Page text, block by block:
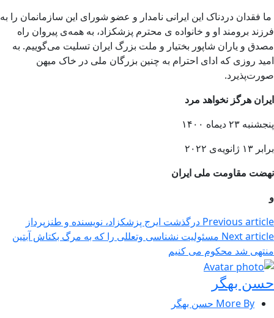
ما فقدان دردناک این ایرانی نامدار و عضو شورای این سازمانمان را به
فرزند برومند او و خانواده ی محترم پزشکزاد، به همه‌ی پیروان راه
مصدق و یاران شاپور بختیار و ملت بزرگ ایران تسلیت می‌گوییم. به
امید روزی که ادای احترام به چنین بزرگان ملی در خاک میهن
صورت‌پذیرد.
ایران هرگز نخواهد مرد
پنجشنبه ۲۳ دیماه ۱۴۰۰
برابر ۱۳ ژانویه‌ی ۲۰۲۲
نهضت مقاومت ملی ایران
و
Previous article درگذشت ایرج پزشکزاد، نویسنده و طنزپرداز
Next article مسئولیت نشناسی وتعللی را که به مرگ بکتاش آبتین
منتهی شد محکوم می کنیم
حسن بهگر
More By حسن بهگر